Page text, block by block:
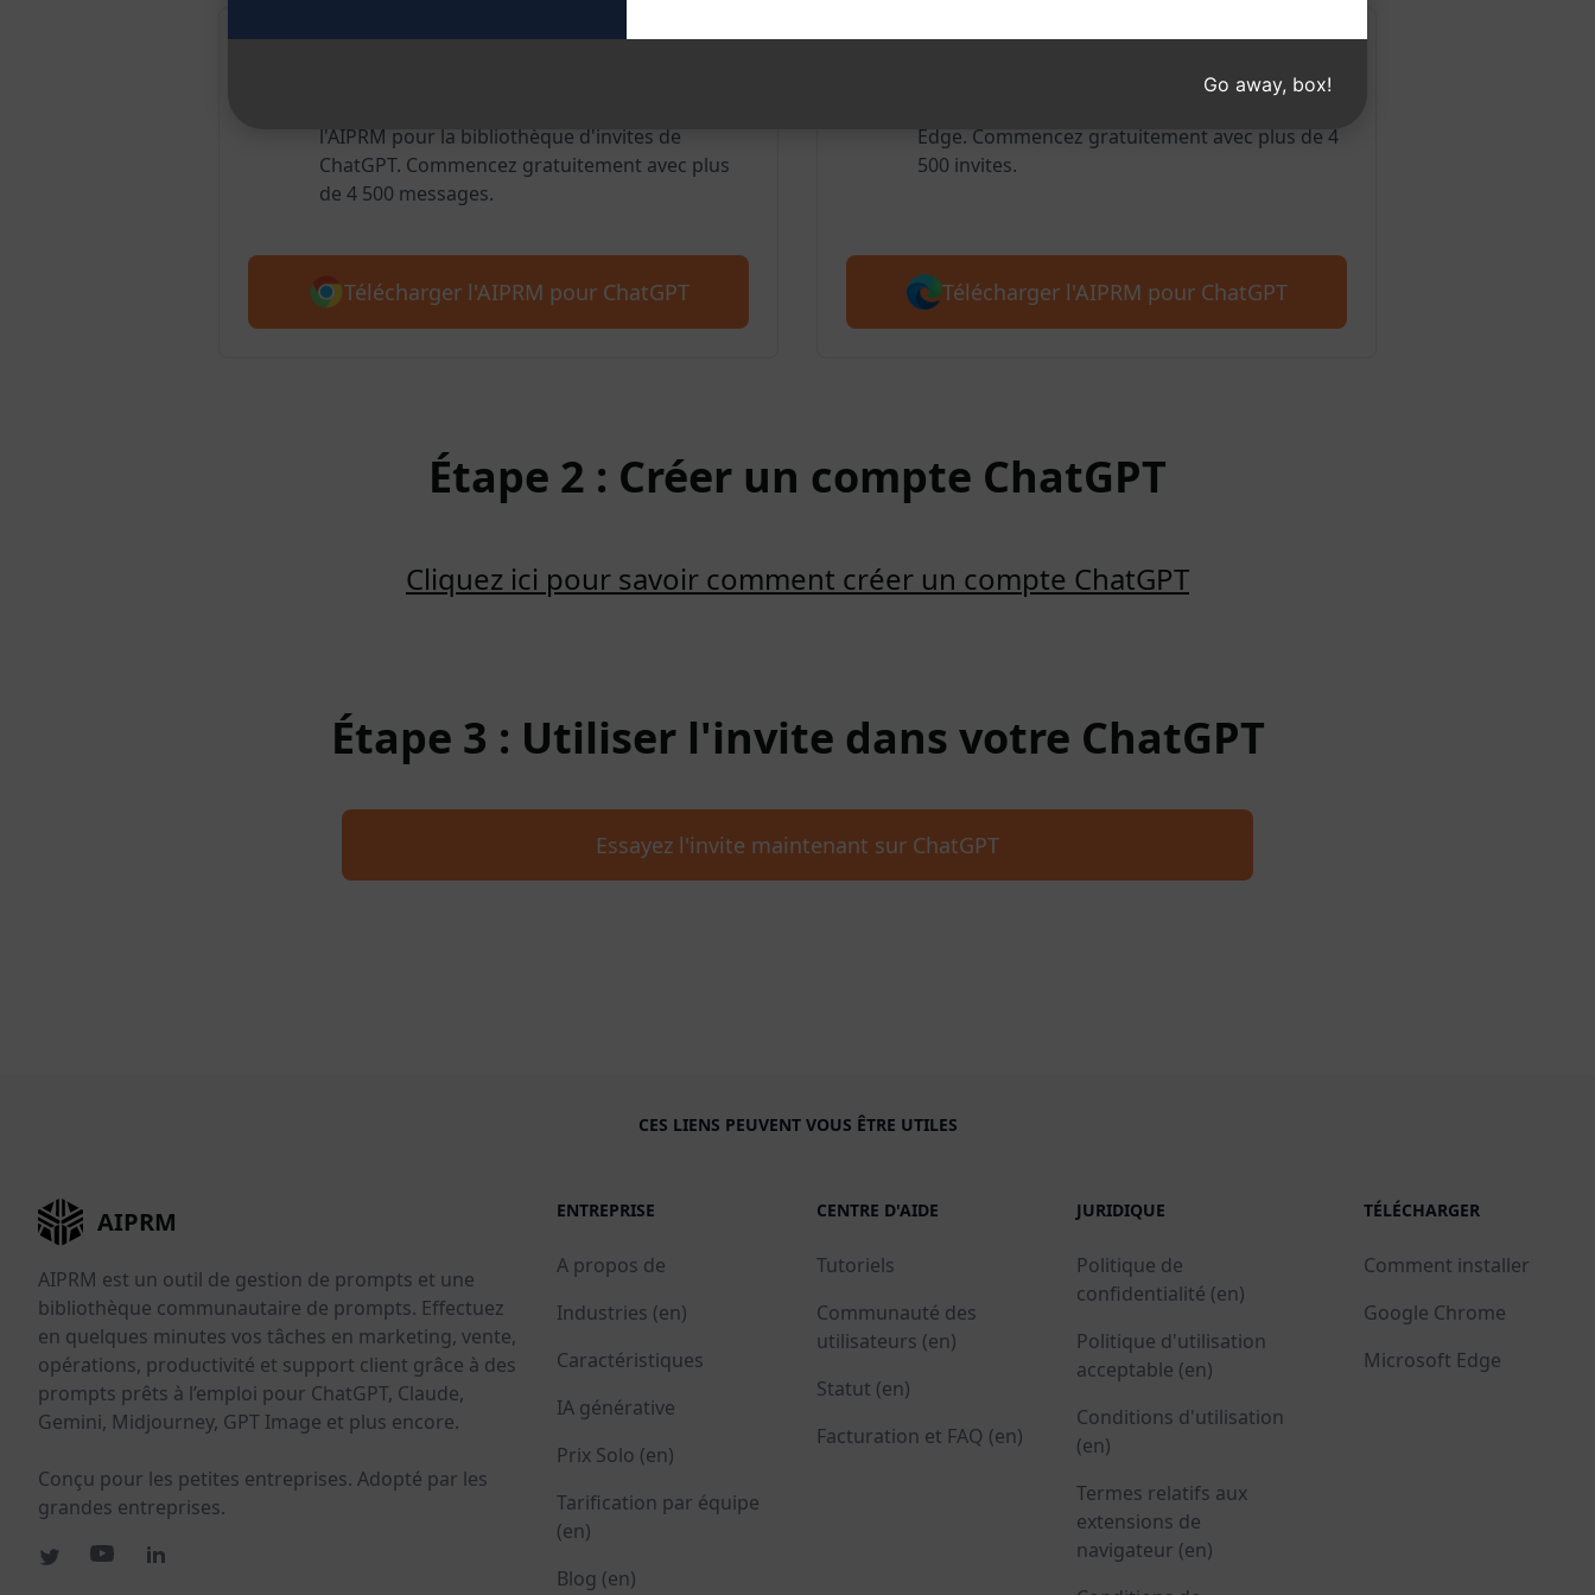
l'AIPRM pour la bibliothèque d'invites de
ChatGPT. Commencez gratuitement avec plus
de 4 500 messages.
Télécharger l'AIPRM pour ChatGPT
Edge. Commencez gratuitement avec plus de 4
500 invites.
Télécharger l'AIPRM pour ChatGPT
Étape 2 : Créer un compte ChatGPT
Cliquez ici pour savoir comment créer un compte ChatGPT
Étape 3 : Utiliser l'invite dans votre ChatGPT
Essayez l'invite maintenant sur ChatGPT
CES LIENS PEUVENT VOUS ÊTRE UTILES
AIPRM
AIPRM est un outil de gestion de prompts et une
bibliothèque communautaire de prompts. Effectuez
en quelques minutes vos tâches en marketing, vente,
opérations, productivité et support client grâce à des
prompts prêts à l’emploi pour ChatGPT, Claude,
Gemini, Midjourney, GPT Image et plus encore.
Conçu pour les petites entreprises. Adopté par les
grandes entreprises.
ENTREPRISE
A propos de
Industries (en)
Caractéristiques
IA générative
Prix Solo (en)
Tarification par équipe
(en)
Blog (en)
CENTRE D'AIDE
Tutoriels
Communauté des
utilisateurs (en)
Statut (en)
Facturation et FAQ (en)
JURIDIQUE
Politique de
confidentialité (en)
Politique d'utilisation
acceptable (en)
Conditions d'utilisation
(en)
Termes relatifs aux
extensions de
navigateur (en)
TÉLÉCHARGER
Comment installer
Google Chrome
Microsoft Edge
Go away, box!